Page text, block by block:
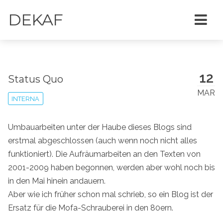
DEKAF
12
MAR
Status Quo
INTERNA
Umbauarbeiten unter der Haube dieses Blogs sind
erstmal abgeschlossen (auch wenn noch nicht alles
funktioniert). Die Aufräumarbeiten an den Texten von
2001-2009 haben begonnen, werden aber wohl noch bis
in den Mai hinein andauern.
Aber wie ich früher schon mal schrieb, so ein Blog ist der
Ersatz für die Mofa-Schrauberei in den 80ern.